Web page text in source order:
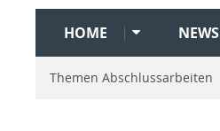
HOME NEWS
Themen Abschlussarbeiten